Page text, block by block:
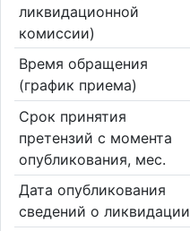
ликвидационной
комиссии)
Время обращения
(график приема)
Срок принятия
претензий с момента
опубликования, мес.
Дата опубликования
сведений о ликвидации